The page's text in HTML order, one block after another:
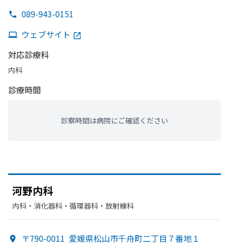
089-943-0151
ウェブサイト
対応診療科
内科
診療時間
診察時間は病院にご確認ください
河野内科
内科・​消化器科・​循環器科・​放射線科
〒790-0011 愛媛県松山市千舟町二丁目７番地１